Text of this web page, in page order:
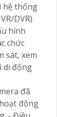
hệ thống
DVR)
hình
chức
sát, xem
di động
đã
động